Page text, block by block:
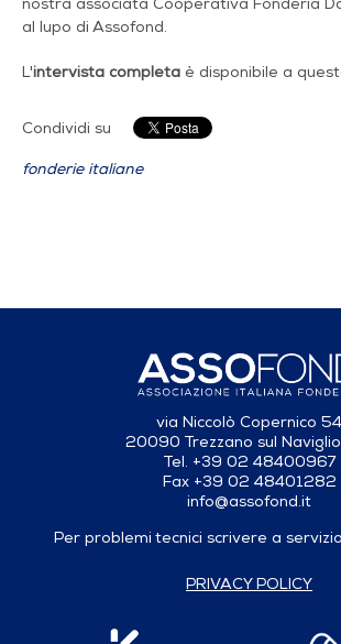
al lupo di Assofond.
L'intervista completa è disponibile a
Condividi su
fonderie italiane
via Niccolò Copernico 54
20090 Trezzano sul Naviglio
Tel. +39 02 48400967
Fax +39 02 48401282
info@assofond.it
Per problemi tecnici scrivere a
PRIVACY POLICY